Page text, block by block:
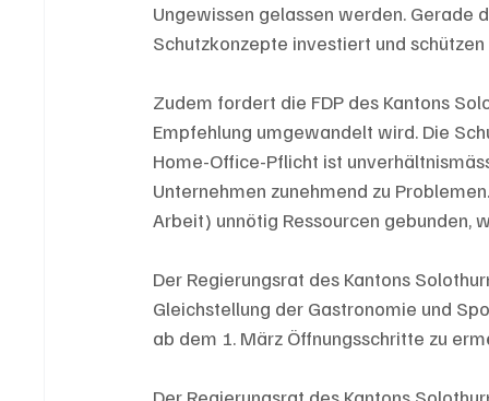
Ungewissen gelassen werden. Gerade
Schutzkonzepte investiert und
Zudem fordert die FDP des Kantons
Empfehlung umgewandelt wird. Die
Home-Office-Pflicht ist
Unternehmen zunehmend zu
Arbeit) unnötig Ressourcen gebunden,
Der Regierungsrat des Kantons
Gleichstellung der Gastronomie und
ab dem 1. März Öffnungsschritte zu